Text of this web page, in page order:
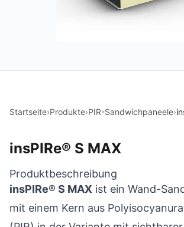
Startseite›Produkte›PIR-Sandwichpaneele›
insPIRe® S MAX
Produktbeschreibung
insPIRe® S MAX ist ein Wand-
mit einem Kern aus